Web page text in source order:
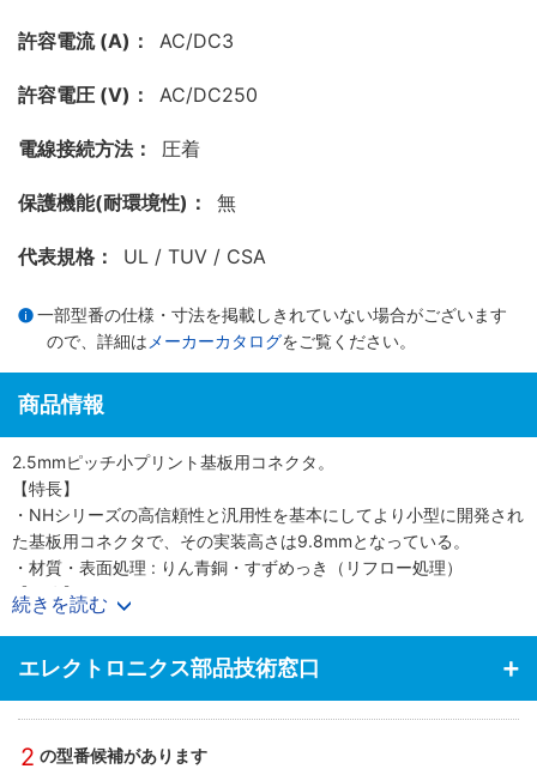
許容電流 (A)： AC/DC3
許容電圧 (V)： AC/DC250
電線接続方法： 圧着
保護機能(耐環境性)： 無
代表規格： UL / TUV / CSA
一部型番の仕様・寸法を掲載しきれていない場合がございます
ので、詳細は メーカーカタログをご覧ください。
商品情報
2.5mmピッチ小プリント基板用コネクタ。
【特長】
・NHシリーズの高信頼性と汎用性を基本にしてより小型に開発され
た基板用コネクタで、その実装高さは9.8mmとなっている。
・材質・表面処理 : りん青銅・すずめっき（リフロー処理）
【用途】
・産業機器や制御盤等幅広く使用。
続きを読む
エレクトロニクス部品技術窓口
2 の型番候補があります